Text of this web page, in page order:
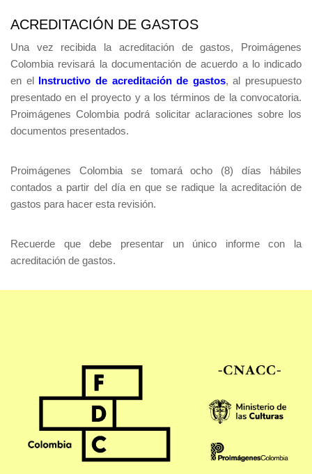
ACREDITACIÓN DE GASTOS
Una vez recibida la acreditación de gastos, Proimágenes
Colombia revisará la documentación de acuerdo a lo indicado
en elInstructivo de acreditación de gastos, al presupuesto
presentado en el proyecto y a los términos de la convocatoria.
Proimágenes Colombia podrá solicitar aclaraciones sobre los
documentos presentados.
Proimágenes Colombia se tomará ocho (8) días hábiles
contados a partir del día en que se radique la acreditación de
gastos para hacer esta revisión.
Recuerde que debe presentar un único informe con la
acreditación de gastos.